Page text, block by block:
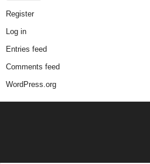
Register
Log in
Entries feed
Comments feed
WordPress.org